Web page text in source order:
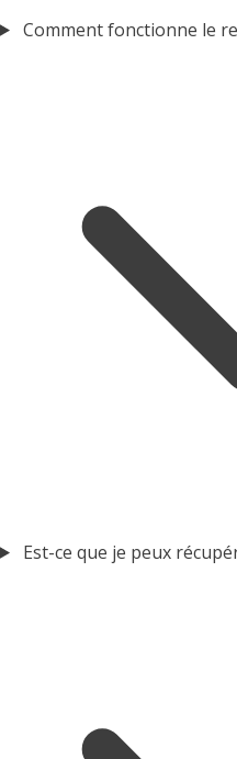
Comment fonctionne le
Est-ce que je peux